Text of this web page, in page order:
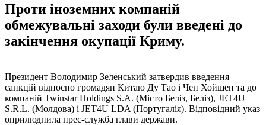
Проти іноземних компаній
обмежувальні заходи були введені до
закінчення окупації Криму.
Президент Володимир Зеленський затвердив введення
санкцій відносно громадян Китаю Ду Тао і Чен Хойшен та до
компаній Twinstar Holdings S.A. (Місто Беліз, Беліз), JET4U
S.R.L. (Молдова) і JET4U LDA (Португалія). Відповідний указ
оприлюднила прес-служба глави держави.